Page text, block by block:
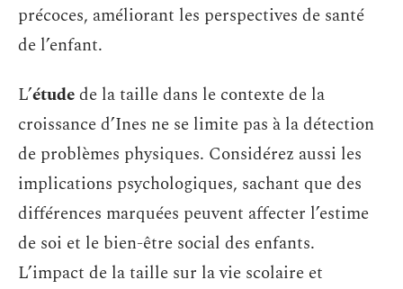
précoces, améliorant les perspectives de santé
de l’enfant.
L’étudede la taille dans le contexte de la
croissance d’Ines ne se limite pas à la détection
de problèmes physiques. Considérez aussi les
implications psychologiques, sachant que des
différences marquées peuvent affecter l’estime
de soi et le bien-être social des enfants.
L’impact de la taille sur la vie scolaire et